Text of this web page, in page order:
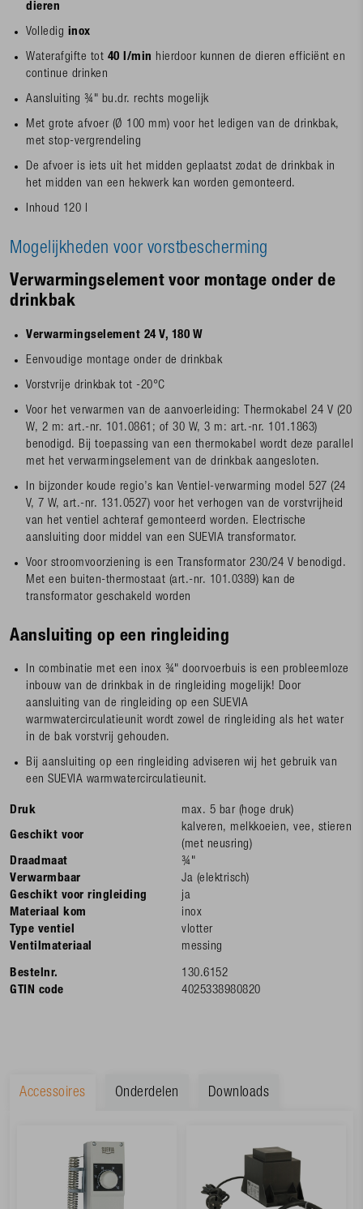
dieren
Volledig inox
Waterafgifte tot 40 l/min hierdoor kunnen de dieren efficiënt en
continue drinken
Aansluiting ¾" bu.dr. rechts mogelijk
Met grote afvoer (Ø 100 mm) voor het ledigen van de drinkbak,
met stop-vergrendeling
De afvoer is iets uit het midden geplaatst zodat de drinkbak in
het midden van een hekwerk kan worden gemonteerd.
Inhoud 120 l
Mogelijkheden voor vorstbescherming
Verwarmingselement voor montage onder de
drinkbak
Verwarmingselement 24 V, 180 W
Eenvoudige montage onder de drinkbak
Vorstvrije drinkbak tot -20°C
Voor het verwarmen van de aanvoerleiding: Thermokabel 24 V (20
W, 2 m: art.-nr. 101.0861; of 30 W, 3 m: art.-nr. 101.1863)
benodigd. Bij toepassing van een thermokabel wordt deze parallel
met het verwarmingselement van de drinkbak aangesloten.
In bijzonder koude regio’s kan Ventiel-verwarming model 527 (24
V, 7 W, art.-nr. 131.0527) voor het verhogen van de vorstvrijheid
van het ventiel achteraf gemonteerd worden. Electrische
aansluiting door middel van een SUEVIA transformator.
Voor stroomvoorziening is een Transformator 230/24 V benodigd.
Met een buiten-thermostaat (art.-nr. 101.0389) kan de
transformator geschakeld worden
Aansluiting op een ringleiding
In combinatie met een inox ¾" doorvoerbuis is een probleemloze
inbouw van de drinkbak in de ringleiding mogelijk! Door
aansluiting van de ringleiding op een SUEVIA
warmwatercirculatieunit wordt zowel de ringleiding als het water
in de bak vorstvrij gehouden.
Bij aansluiting op een ringleiding adviseren wij het gebruik van
een SUEVIA warmwatercirculatieunit.
Druk max. 5 bar (hoge druk)
Geschikt voor
kalveren, melkkoeien, vee, stieren
(met neusring)
Draadmaat
¾"
Verwarmbaar
Ja (elektrisch)
Geschikt voor ringleiding
ja
Materiaal kom
inox
Type ventiel
vlotter
Ventilmateriaal
messing
Bestelnr.
130.6152
GTIN code
4025338980820
Accessoires Onderdelen Downloads